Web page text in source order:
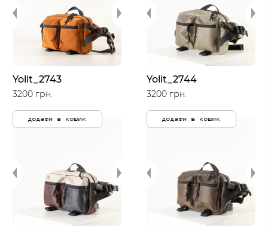
Yolit_2743
3200 грн.
додати в кошик
Yolit_2744
3200 грн.
додати в кошик